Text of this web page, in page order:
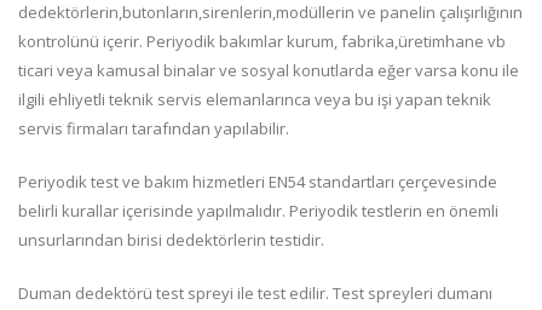
dedektörlerin,butonların,sirenlerin,modüllerin ve panelin çalışırlığının
kontrolünü içerir. Periyodik bakımlar kurum, fabrika,üretimhane vb
ticari veya kamusal binalar ve sosyal konutlarda eğer varsa konu ile
ilgili ehliyetli teknik servis elemanlarınca veya bu işi yapan teknik
servis firmaları tarafından yapılabilir.
Periyodik test ve bakım hizmetleri EN54 standartları çerçevesinde
belirli kurallar içerisinde yapılmalıdır. Periyodik testlerin en önemli
unsurlarından birisi dedektörlerin testidir.
Duman dedektörü test spreyi ile test edilir. Test spreyleri dumanı